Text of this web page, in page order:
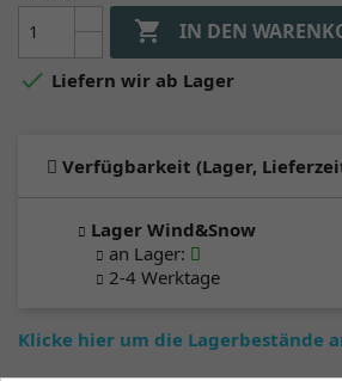
 IN DEN
 Liefern wir ab Lager
Verfügbarkeit (Lager,
Lager Wind&Snow
an Lager:
2-4 Werktage
Klicke hier um die Lagerbestände